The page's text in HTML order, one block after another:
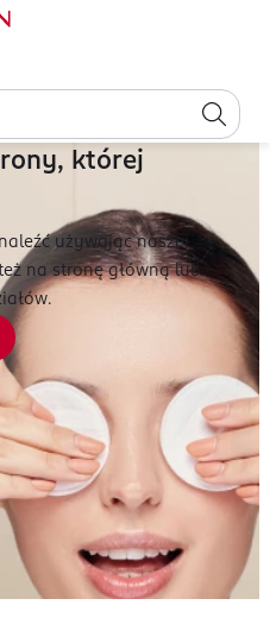
której
używając naszej
na stronę główną lub